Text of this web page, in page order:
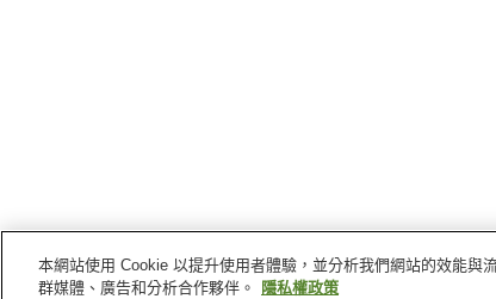
首頁 日本 兵庫縣 赤穗
本網站使用 Cookie 以提升使用者體驗，並分析我們網站的效能與
群媒體、廣告和分析合作夥伴。
隱私權政策